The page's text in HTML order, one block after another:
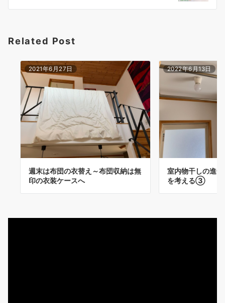
シ
ン
Related Post
2021年6月27日
週末は布団の衣替え～布団収納は無
印の衣装ケースへ
2022年6月13日
室内物干しの進
を考える③